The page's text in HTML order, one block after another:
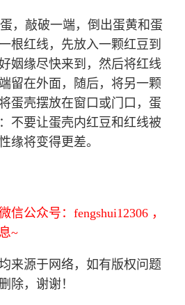
，敲破一端，倒出蛋黄和蛋
根红线，先放入一颗红豆到
姻缘尽快来到，然后将红线
留在外面，随后，将另一颗
蛋壳摆放在窗口或门口，蛋
不要让蛋壳内红豆和红线被
缘将变得更差。
信公众号：fengshui12306 ，
~
来源于网络，如有版权问题
除，谢谢！